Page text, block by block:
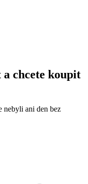
chcete koupit
nebyli ani den bez